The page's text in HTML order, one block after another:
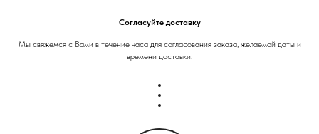
Согласуйте доставку
Мы свяжемся с Вами в течение часа для согласования заказа, желаемой даты и
времени доставки.